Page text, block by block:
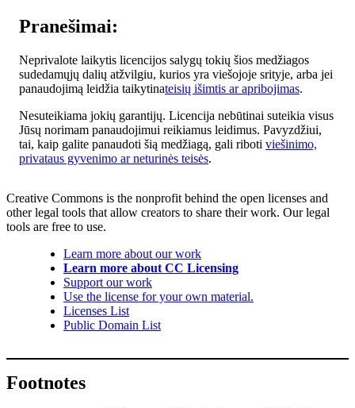
Pranešimai:
Neprivalote laikytis licencijos salygų tokių šios medžiagos
sudedamųjų dalių atžvilgiu, kurios yra viešojoje srityje, arba jei
panaudojimą leidžia taikytinateisių išimtis ar apribojimas.
Nesuteikiama jokių garantijų. Licencija nebūtinai suteikia visus
Jūsų norimam panaudojimui reikiamus leidimus. Pavyzdžiui,
tai, kaip galite panaudoti šią medžiagą, gali riboti viešinimo,
privataus gyvenimo ar neturinės teisės.
Creative Commons is the nonprofit behind the open licenses and
other legal tools that allow creators to share their work. Our legal
tools are free to use.
Learn more about our work
Learn more about CC Licensing
Support our work
Use the license for your own material.
Licenses List
Public Domain List
Footnotes